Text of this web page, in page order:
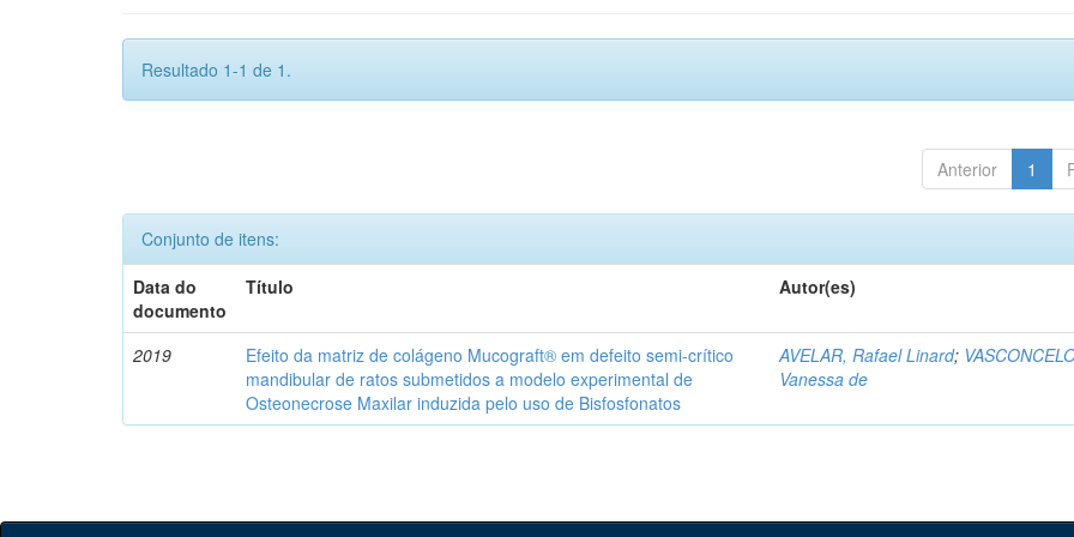
Resultado 1-1 de 1.
Anterior 1
Conjunto de itens:
Data do
documento
Título Autor(es)
2019
Efeito da matriz de colágeno Mucograft® em defeito semi-crítico
mandibular de ratos submetidos a modelo experimental de
Osteonecrose Maxilar induzida pelo uso de Bisfosfonatos
AVELAR, Rafael Linard;
Vanessa de